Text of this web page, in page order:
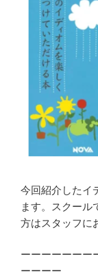
今回紹介したイ
ます。スクール
方はスタッフに
ーーーーーーー
ーーーー